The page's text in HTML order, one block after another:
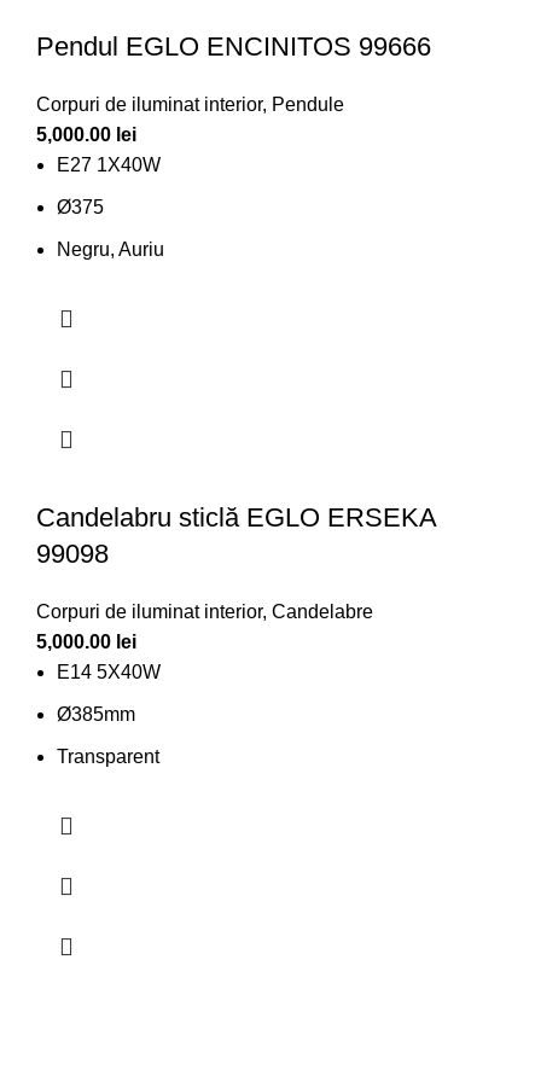
Pendul EGLO ENCINITOS 99666
Corpuri de iluminat interior, Pendule
5,000.00 lei
E27 1X40W
Ø375
Negru, Auriu
Candelabru sticlă EGLO ERSEKA
99098
Corpuri de iluminat interior, Candelabre
5,000.00 lei
E14 5X40W
Ø385mm
Transparent